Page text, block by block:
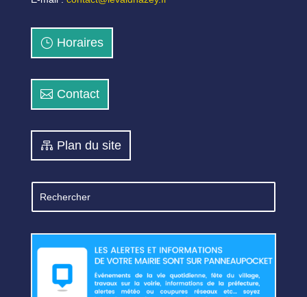
Horaires
Contact
Plan du site